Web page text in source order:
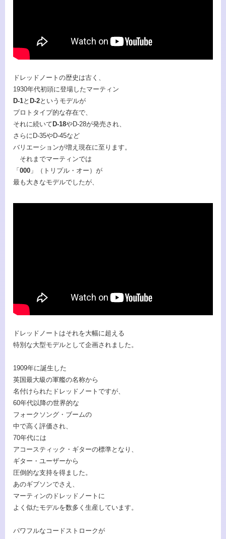
ドレッドノートの歴史は古く、
1930年代初頭に登場したマーティン
D-1と D-2というモデルが
プロトタイプ的な存在で、
それに続いてD-18やD-28が発売され、
さらにD-35やD-45など
バリエーションが増え現在に至ります。
それまでマーティンでは
「000 」（トリプル・オー）が
最も大きなモデルでしたが、
ドレッドノートはそれを大幅に超える
特別な大型モデルとして企画されました。
1909年に誕生した
英国最大級の軍艦の名称から
名付けられたドレッドノートですが、
60年代以降の世界的な
フォークソング・ブームの
中で高く評価され、
70年代には
アコースティック・ギターの標準となり、
ギター・ユーザーから
圧倒的な支持を得ました。
あのギブソンでさえ、
マーティンのドレッドノートに
よく似たモデルを数多く生産しています。
パワフルなコードストロークが